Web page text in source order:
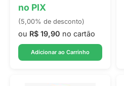
no PIX
(5,00% de desconto)
ou R$ 19,90 no cartão
Adicionar ao Carrinho